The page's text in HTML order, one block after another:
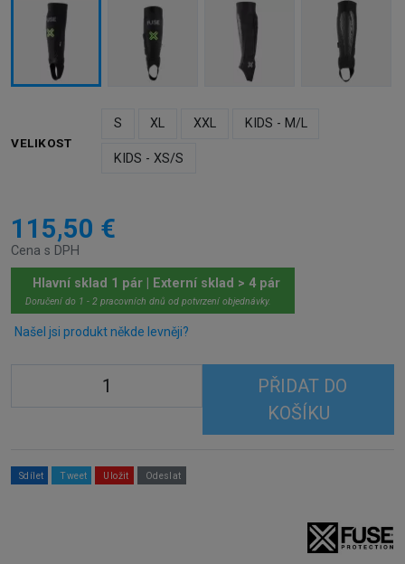
VELIKOST
S XL XXL KIDS - M/L
KIDS - XS/S
115,50 €
Cena s DPH
Hlavní sklad 1 pár | Externí sklad > 4 pár
Doručení do 1 - 2 pracovních dnů od potvrzení objednávky.
Našel jsi produkt někde levněji?
PŘIDAT DO
KOŠÍKU
Sdílet Tweet Uložit Odeslat